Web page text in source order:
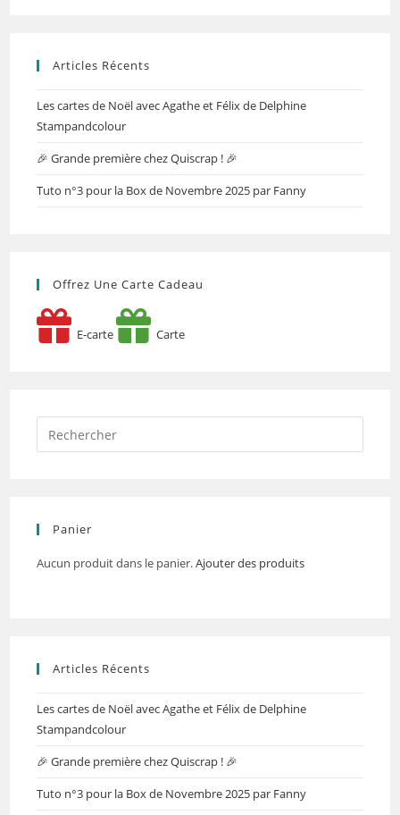
Articles Récents
Les cartes de Noël avec Agathe et Félix de Delphine
Stampandcolour
🎉 Grande première chez Quiscrap ! 🎉
Tuto n°3 pour la Box de Novembre 2025 par Fanny
Offrez Une Carte Cadeau
E-carte Carte
Panier
Aucun produit dans le panier.Ajouter des produits
Articles Récents
Les cartes de Noël avec Agathe et Félix de Delphine
Stampandcolour
🎉 Grande première chez Quiscrap ! 🎉
Tuto n°3 pour la Box de Novembre 2025 par Fanny